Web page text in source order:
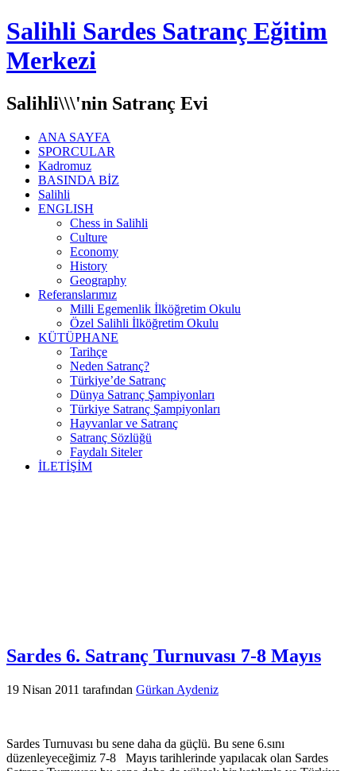
Salihli Sardes Satranç Eğitim
Merkezi
Salihli\\\'nin Satranç Evi
ANA SAYFA
SPORCULAR
Kadromuz
BASINDA BİZ
Salihli
ENGLISH
Chess in Salihli
Culture
Economy
History
Geography
Referanslarımız
Milli Egemenlik İlköğretim Okulu
Özel Salihli İlköğretim Okulu
KÜTÜPHANE
Tarihçe
Neden Satranç?
Türkiye’de Satranç
Dünya Satranç Şampiyonları
Türkiye Satranç Şampiyonları
Hayvanlar ve Satranç
Satranç Sözlüğü
Faydalı Siteler
İLETİŞİM
Sardes 6. Satranç Turnuvası 7-8 Mayıs
19 Nisan 2011 tarafından Gürkan Aydeniz
Sardes Turnuvası bu sene daha da güçlü. Bu sene 6.sını
düzenleyeceğimiz 7-8 Mayıs tarihlerinde yapılacak olan Sardes